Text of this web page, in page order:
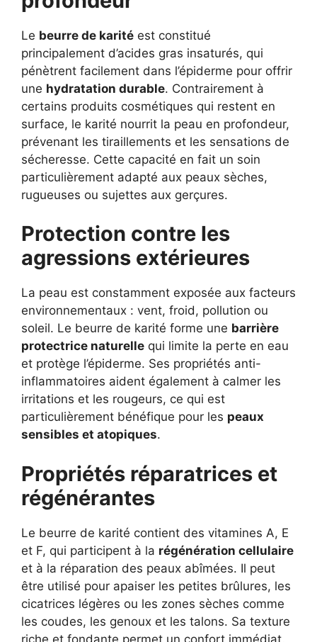
Le beurre de karité est constitué
principalement d’acides gras insaturés, qui
pénètrent facilement dans l’épiderme pour offrir
une hydratation durable. Contrairement à
certains produits cosmétiques qui restent en
surface, le karité nourrit la peau en profondeur,
prévenant les tiraillements et les sensations de
sécheresse. Cette capacité en fait un soin
particulièrement adapté aux peaux sèches,
rugueuses ou sujettes aux gerçures.
Protection contre les
agressions extérieures
La peau est constamment exposée aux facteurs
environnementaux : vent, froid, pollution ou
soleil. Le beurre de karité forme une barrière
protectrice naturelle qui limite la perte en eau
et protège l’épiderme. Ses propriétés anti-
inflammatoires aident également à calmer les
irritations et les rougeurs, ce qui est
particulièrement bénéfique pour les peaux
sensibles et atopiques.
Propriétés réparatrices et
régénérantes
Le beurre de karité contient des vitamines A, E
et F, qui participent à la régénération cellulaire
et à la réparation des peaux abîmées. Il peut
être utilisé pour apaiser les petites brûlures, les
cicatrices légères ou les zones sèches comme
les coudes, les genoux et les talons. Sa texture
riche et fondante permet un confort immédiat,